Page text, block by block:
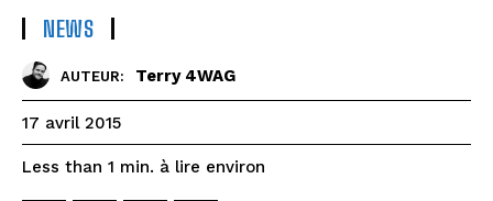
NEWS
AUTEUR: Terry 4WAG
17 avril 2015
Less than 1 min. à lire environ